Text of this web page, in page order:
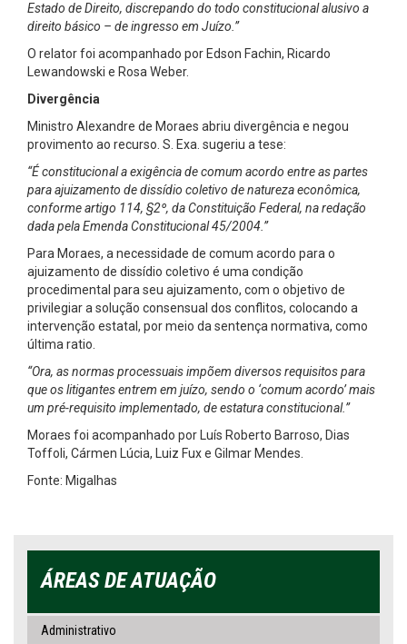
Estado de Direito, discrepando do todo constitucional alusivo a
direito básico – de ingresso em Juízo.”
O relator foi acompanhado por Edson Fachin, Ricardo
Lewandowski e Rosa Weber.
Divergência
Ministro Alexandre de Moraes abriu divergência e negou
provimento ao recurso. S. Exa. sugeriu a tese:
“É constitucional a exigência de comum acordo entre as partes
para ajuizamento de dissídio coletivo de natureza econômica,
conforme artigo 114, §2º, da Constituição Federal, na redação
dada pela Emenda Constitucional 45/2004.”
Para Moraes, a necessidade de comum acordo para o
ajuizamento de dissídio coletivo é uma condição
procedimental para seu ajuizamento, com o objetivo de
privilegiar a solução consensual dos conflitos, colocando a
intervenção estatal, por meio da sentença normativa, como
última ratio.
“Ora, as normas processuais impõem diversos requisitos para
que os litigantes entrem em juízo, sendo o ‘comum acordo’ mais
um pré-requisito implementado, de estatura constitucional.”
Moraes foi acompanhado por Luís Roberto Barroso, Dias
Toffoli, Cármen Lúcia, Luiz Fux e Gilmar Mendes.
Fonte: Migalhas
ÁREAS DE ATUAÇÃO
Administrativo